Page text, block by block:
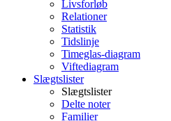
Livsforløb
Relationer
Statistik
Tidslinje
Timeglas-diagram
Viftediagram
Slægtslister
Slægtslister
Delte noter
Familier